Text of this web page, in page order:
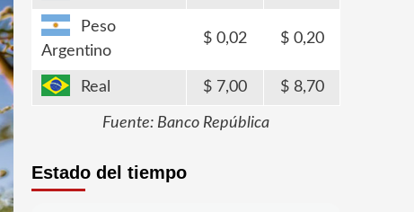
Peso
Argentino
0,02 0,20
Real 7,00 8,70
Fuente: Banco República
Estado del tiempo